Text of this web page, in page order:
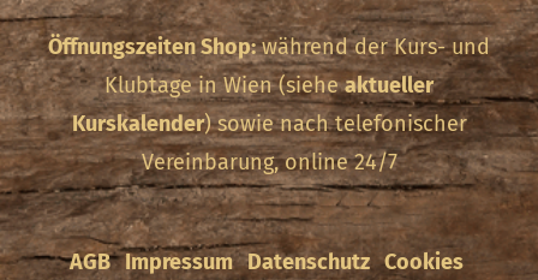
Öffnungszeiten Shop:während der Kurs- und
Klubtage in Wien (sieheaktueller
Kurskalender) sowie nach telefonischer
Vereinbarung, online 24/7
AGB Impressum Datenschutz Cookies